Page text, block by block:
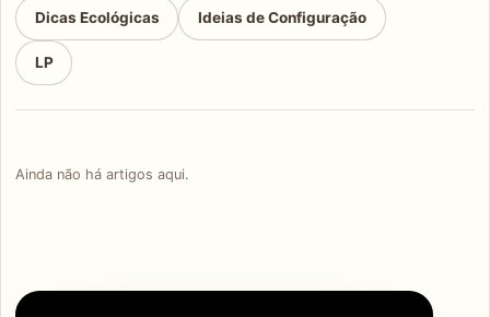
Dicas Ecológicas Ideias de Configuração
LP
Ainda não há artigos aqui.